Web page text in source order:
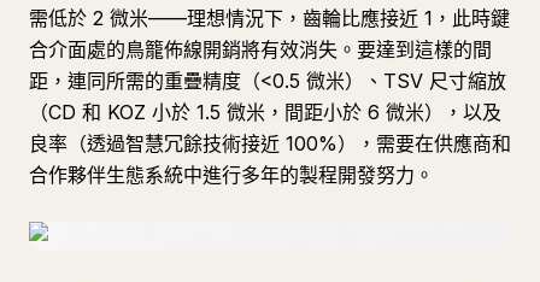
需低於 2 微米——理想情況下，齒輪比應接近 1，此時鍵
合介面處的鳥籠佈線開銷將有效消失。要達到這樣的間
距，連同所需的重疊精度（<0.5 微米）、TSV 尺寸縮放
（CD 和 KOZ 小於 1.5 微米，間距小於 6 微米），以及
良率（透過智慧冗餘技術接近 100%），需要在供應商和
合作夥伴生態系統中進行多年的製程開發努力。